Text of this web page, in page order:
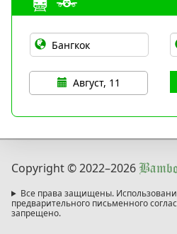
Август, 11
Copyright © 2022–2026
Все права защищены.
предварительного письменного
запрещено.